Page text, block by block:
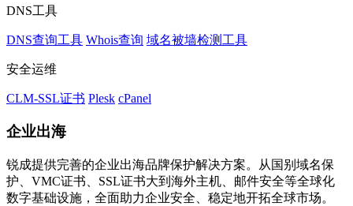
DNS工具
DNS查询工具 Whois查询 域名被墙检测工具
安全运维
CLM-SSL证书 Plesk cPanel
企业出海
锐成提供完善的企业出海品牌保护解决方案。从国别域名保
护、VMC证书、SSL证书大到海外主机、邮件安全等全球化
数字基础设施，全面助力企业安全、稳定地开拓全球市场。